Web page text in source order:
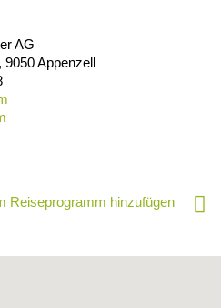
AG
, 9050Appenzell
Reiseprogramm hinzufügen